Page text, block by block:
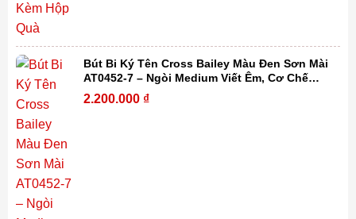
Bút Bi Ký Tên Cross Bailey Màu Đen Sơn Mài
AT0452-7 – Ngòi Medium Viết Êm, Cơ Chế
Xoay Tiện Lợi, Thay Refill Dễ Dàng Kèm Hộp
2.200.000 ₫